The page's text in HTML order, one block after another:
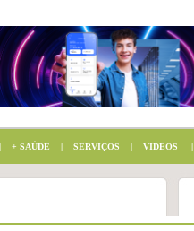
+ SAÚDE |SERVIÇOS |VIDEOS |